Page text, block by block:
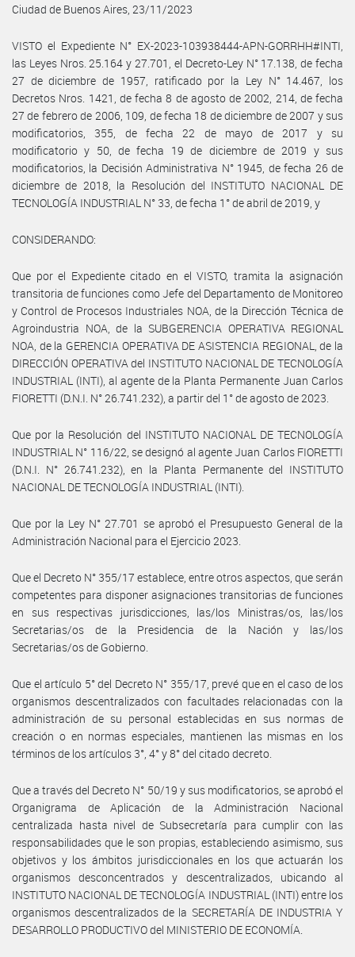
Ciudad de Buenos Aires, 23/11/2023
VISTO el Expediente N° EX-2023-103938444-APN-GORRHH#INTI,
las Leyes Nros. 25.164 y 27.701, el Decreto-Ley N° 17.138, de fecha
27 de diciembre de 1957, ratificado por la Ley N° 14.467, los
Decretos Nros. 1421, de fecha 8 de agosto de 2002, 214, de fecha
27 de febrero de 2006, 109, de fecha 18 de diciembre de 2007 y sus
modificatorios, 355, de fecha 22 de mayo de 2017 y su
modificatorio y 50, de fecha 19 de diciembre de 2019 y sus
modificatorios, la Decisión Administrativa N° 1945, de fecha 26 de
diciembre de 2018, la Resolución del INSTITUTO NACIONAL DE
TECNOLOGÍA INDUSTRIAL N° 33, de fecha 1° de abril de 2019, y
CONSIDERANDO:
Que por el Expediente citado en el VISTO, tramita la asignación
transitoria de funciones como Jefe del Departamento de Monitoreo
y Control de Procesos Industriales NOA, de la Dirección Técnica de
Agroindustria NOA, de la SUBGERENCIA OPERATIVA REGIONAL
NOA, de la GERENCIA OPERATIVA DE ASISTENCIA REGIONAL, de la
DIRECCIÓN OPERATIVA del INSTITUTO NACIONAL DE TECNOLOGÍA
INDUSTRIAL (INTI), al agente de la Planta Permanente Juan Carlos
FIORETTI (D.N.I. N° 26.741.232), a partir del 1° de agosto de 2023.
Que por la Resolución del INSTITUTO NACIONAL DE TECNOLOGÍA
INDUSTRIAL N° 116/22, se designó al agente Juan Carlos FIORETTI
(D.N.I. N° 26.741.232), en la Planta Permanente del INSTITUTO
NACIONAL DE TECNOLOGÍA INDUSTRIAL (INTI).
Que por la Ley N° 27.701 se aprobó el Presupuesto General de la
Administración Nacional para el Ejercicio 2023.
Que el Decreto N° 355/17 establece, entre otros aspectos, que serán
competentes para disponer asignaciones transitorias de funciones
en sus respectivas jurisdicciones, las/los Ministras/os, las/los
Secretarias/os de la Presidencia de la Nación y las/los
Secretarias/os de Gobierno.
Que el artículo 5° del Decreto N° 355/17, prevé que en el caso de los
organismos descentralizados con facultades relacionadas con la
administración de su personal establecidas en sus normas de
creación o en normas especiales, mantienen las mismas en los
términos de los artículos 3°, 4° y 8° del citado decreto.
Que a través del Decreto N° 50/19 y sus modificatorios, se aprobó el
Organigrama de Aplicación de la Administración Nacional
centralizada hasta nivel de Subsecretaría para cumplir con las
responsabilidades que le son propias, estableciendo asimismo, sus
objetivos y los ámbitos jurisdiccionales en los que actuarán los
organismos desconcentrados y descentralizados, ubicando al
INSTITUTO NACIONAL DE TECNOLOGÍA INDUSTRIAL (INTI) entre los
organismos descentralizados de la SECRETARÍA DE INDUSTRIA Y
DESARROLLO PRODUCTIVO del MINISTERIO DE ECONOMÍA.